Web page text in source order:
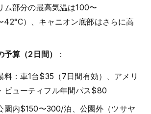
ム部分の最高気温は100〜
42°C）、キャニオン底部はさらに高
算（2日間）
：
料：車1台$35（7日間有効）、アメリ
ビューティフル年間パス$80
園内$150〜300/泊、公園外（ツサヤ